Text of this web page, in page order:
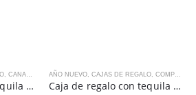
CANASTA CON LICORES , COMPRAR POR OCASIÓN,
Caja de regalo con tequila Dobel Diamante
AÑO NUEVO CAJAS DE REGALO COMPRAR POR OCASIÓN
Caja de regalo con tequila Maestro Dobel